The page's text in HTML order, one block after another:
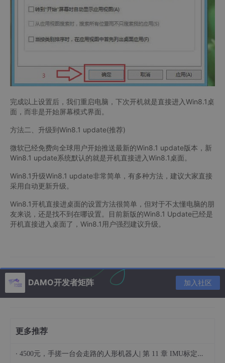
完成以上设置后，我们重启电脑，下次开机就是直接进入Win8.1桌
面，而非是开始屏幕模式界面。
方法二、升级到Win8.1 update(推荐)
微软已经免费向全球用户开始推送最新的Win8.1 update版本，新
Win8.1 update系统默认的就是开机直接进入Win8.1桌面。
Win8.1升级Win8.1 update非常简单，有多种方法，建议大家直接
采用自动更新升级。
Win8.1开机直接进桌面的设置方法很简单，但对于不太懂电脑的朋
友来说，还是找不到在哪设置。目前新版的Win8.1 Update已经是
开机直接进入桌面了，Win8.1用户强烈建议升级。
DAMO开发者矩阵 加入社区
更多推荐
· 4500元，手搓一台会走路的人形机器人| 第 11 章 IMU标定与数据滤波